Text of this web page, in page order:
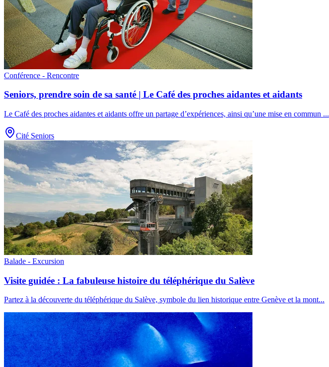
Conférence - Rencontre
Seniors, prendre soin de sa santé | Le Café des proches aidantes et aidants
Le Café des proches aidantes et aidants offre un partage d’expériences, ainsi qu’une mise en commun ...
Cité Seniors
Balade - Excursion
Visite guidée : La fabuleuse histoire du téléphérique du Salève
Partez à la découverte du téléphérique du Salève, symbole du lien historique entre Genève et la mont...